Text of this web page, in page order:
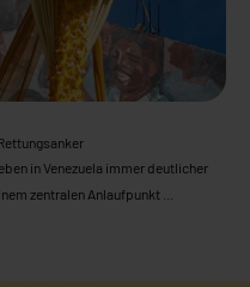
in Venezuela immer deutlicher
zentralen Anlaufpunkt ...